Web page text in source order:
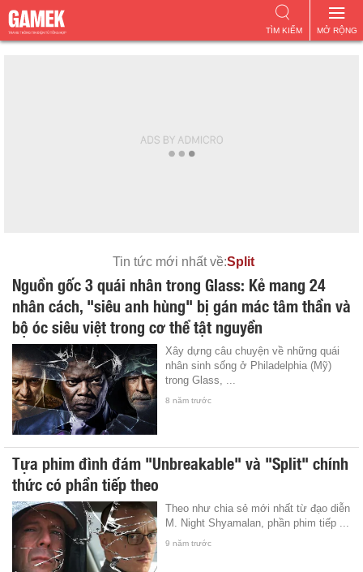
MỞ RỘNG
TÌM KIẾM
Tin tức mới nhất về:Split
Nguồn gốc 3 quái nhân trong Glass: Kẻ mang 24
nhân cách, "siêu anh hùng" bị gán mác tâm thần và
bộ óc siêu việt trong cơ thể tật nguyền
Xây dựng câu chuyện về những quái
nhân sinh sống ở Philadelphia (Mỹ)
trong Glass, ...
8 năm trước
Tựa phim đình đám "Unbreakable" và "Split" chính
thức có phần tiếp theo
Theo như chia sẻ mới nhất từ đạo diễn
M. Night Shyamalan, phần phim tiếp ...
9 năm trước